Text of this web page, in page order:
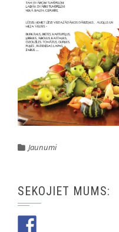
Jaunumi
SEKOJIET MUMS: